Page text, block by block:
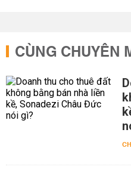
CÙNG CHUYÊN